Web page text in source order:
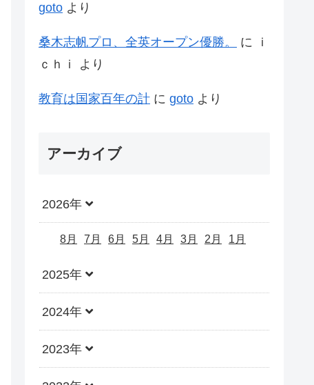
goto より
桑木志帆プロ、全英オープン優勝。 に
ｉ
ｃｈｉ
より
教育は国家百年の計 に goto より
アーカイブ
2026年
8月 7月 6月 5月 4月 3月 2月 1月
2025年
2024年
2023年